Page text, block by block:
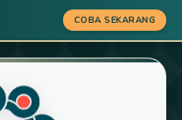
COBA SEKARANG